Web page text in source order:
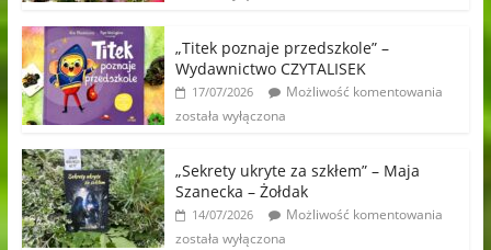
„Titek poznaje przedszkole” –
Wydawnictwo CZYTALISEK
17/07/2026
Możliwość komentowania
została wyłączona
„Sekrety ukryte za szkłem” – Maja
Szanecka – Żołdak
14/07/2026
Możliwość komentowania
została wyłączona